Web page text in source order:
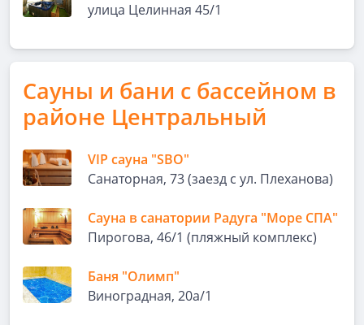
улица Целинная 45/1
Сауны и бани с бассейном в
районе Центральный
VIP сауна "SBO"
Санаторная, 73 (заезд с ул. Плеханова)
Сауна в санатории Радуга "Море СПА"
Пирогова, 46/1 (пляжный комплекс)
Баня "Олимп"
Виноградная, 20а/1